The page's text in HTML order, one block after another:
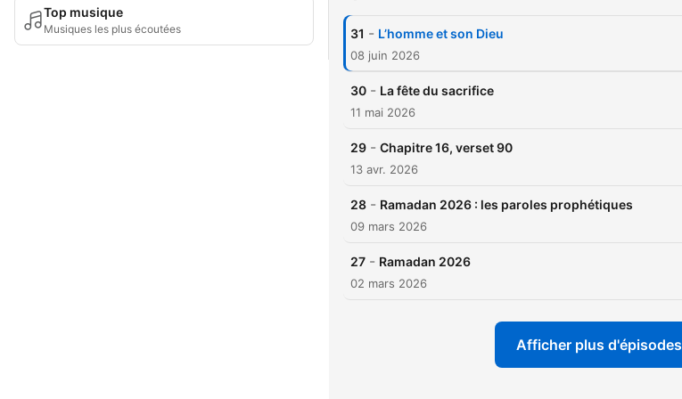
Top musique
Musiques les plus écoutées 31 - L’homme et son Dieu
08 juin 2026
30 - La fête du sacrifice
11 mai 2026
29 - Chapitre 16, verset 90
13 avr. 2026
28 - Ramadan 2026 : les paroles prophétiques
09 mars 2026
27 - Ramadan 2026
02 mars 2026
Afficher plus d'épisodes